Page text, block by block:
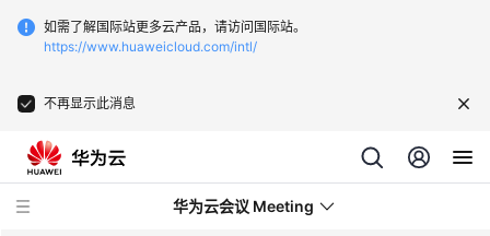
如需了解国际站更多云产品，请访问国际站。
https://www.huaweicloud.com/intl/
不再显示此消息
华为云会议 Meeting